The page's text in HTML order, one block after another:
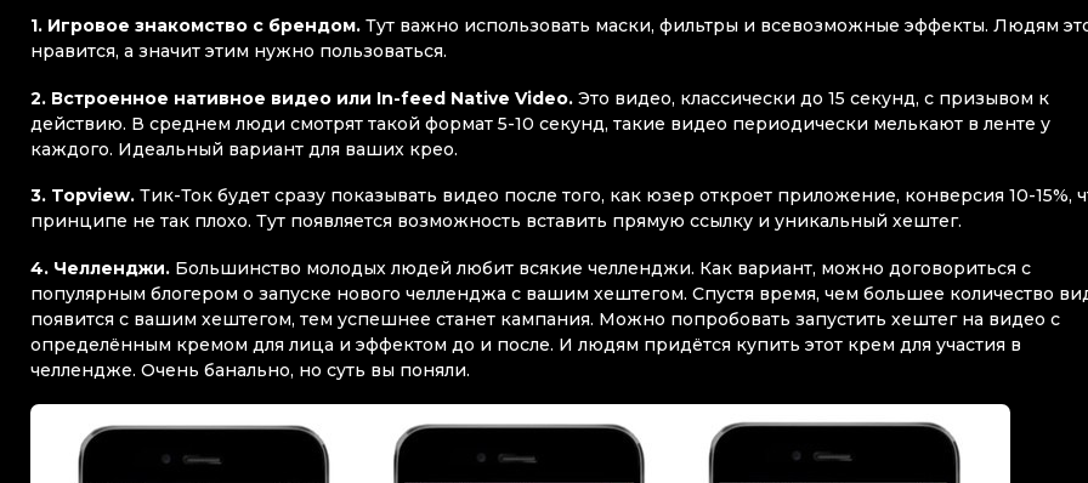
1. Игровое знакомство с брендом. Тут важно использовать маски, фильтры и всевозможные эффекты. Людям
нравится, а значит этим нужно пользоваться.
2. Встроенное нативное видео или In-feed Native Video. Это видео, классически до 15 секунд, с призывом к
действию. В среднем люди смотрят такой формат 5-10 секунд, такие видео периодически мелькают в ленте у
каждого. Идеальный вариант для ваших крео.
3. Topview. Тик-Ток будет сразу показывать видео после того, как юзер откроет приложение, конверсия 10-15%,
принципе не так плохо. Тут появляется возможность вставить прямую ссылку и уникальный хештег.
4. Челленджи. Большинство молодых людей любит всякие челленджи. Как вариант, можно договориться с
популярным блогером о запуске нового челленджа с вашим хештегом. Спустя время, чем большее количество
появится с вашим хештегом, тем успешнее станет кампания. Можно попробовать запустить хештег на видео с
определённым кремом для лица и эффектом до и после. И людям придётся купить этот крем для участия в
челлендже. Очень банально, но суть вы поняли.